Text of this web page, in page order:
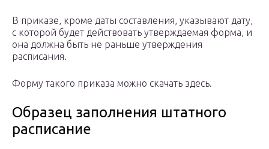
В приказе, кроме даты составления, указывают дату,
с которой будет действовать утверждаемая форма, и
она должна быть не раньше утверждения
расписания.
Форму такого приказа можно скачать здесь.
Образец заполнения штатного
расписание